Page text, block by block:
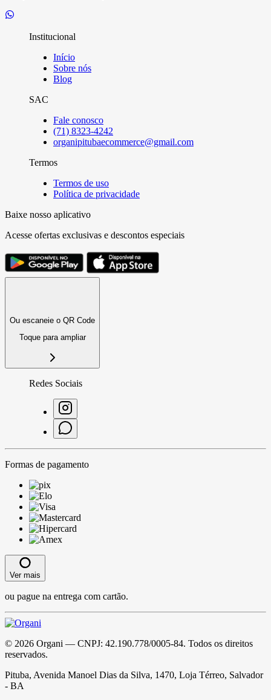
Institucional
Início
Sobre nós
Blog
SAC
Fale conosco
(71) 8323-4242
organipitubaecommerce@gmail.com
Termos
Termos de uso
Política de privacidade
Baixe nosso aplicativo
Acesse ofertas exclusivas e descontos especiais
Ou escaneie o QR Code
Toque para ampliar
Redes Sociais
Formas de pagamento
Ver mais
ou pague na entrega com cartão.
© 2026 Organi — CNPJ: 42.190.778/0005-84. Todos os direitos
reservados.
Pituba, Avenida Manoel Dias da Silva, 1470, Loja Térreo, Salvador
- BA